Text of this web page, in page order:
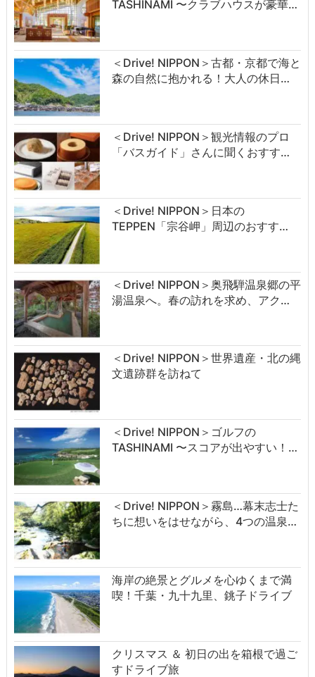
TASHINAMI 〜クラブハウスが豪華…
＜Drive! NIPPON＞古都・京都で海と
森の自然に抱かれる！大人の休日…
＜Drive! NIPPON＞観光情報のプロ
「バスガイド」さんに聞くおすす…
＜Drive! NIPPON＞日本の
TEPPEN「宗谷岬」周辺のおすす…
＜Drive! NIPPON＞奥飛騨温泉郷の平
湯温泉へ。春の訪れを求め、アク…
＜Drive! NIPPON＞世界遺産・北の縄
文遺跡群を訪ねて
＜Drive! NIPPON＞ゴルフの
TASHINAMI 〜スコアが出やすい！…
＜Drive! NIPPON＞霧島…幕末志士た
ちに想いをはせながら、4つの温泉…
海岸の絶景とグルメを心ゆくまで満
喫！千葉・九十九里、銚子ドライブ
クリスマス ＆ 初日の出を箱根で過ご
すドライブ旅